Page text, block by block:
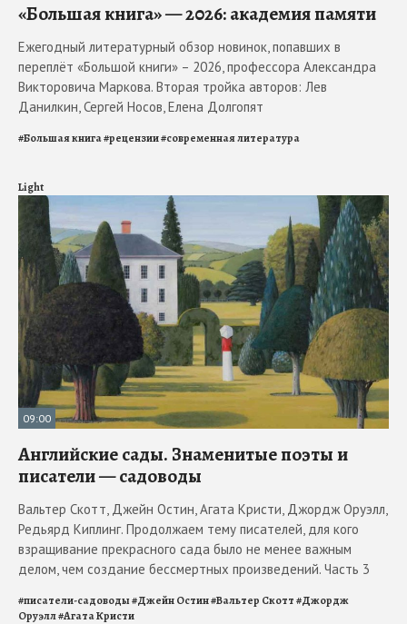
«Большая книга» — 2026: академия памяти
Ежегодный литературный обзор новинок, попавших в
переплёт «Большой книги» – 2026, профессора Александра
Викторовича Маркова. Вторая тройка авторов: Лев
Данилкин, Сергей Носов, Елена Долгопят
#Большая книга#рецензии#современная литература
Light
09:00
Английские сады. Знаменитые поэты и
писатели — садоводы
Вальтер Скотт, Джейн Остин, Агата Кристи, Джордж Оруэлл,
Редьярд Киплинг. Продолжаем тему писателей, для кого
взращивание прекрасного сада было не менее важным
делом, чем создание бессмертных произведений. Часть 3
#писатели-садоводы#Джейн Остин#Вальтер Скотт#Джордж
Оруэлл#Агата Кристи